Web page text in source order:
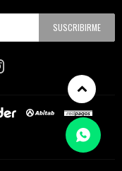
SUSCRIBIRME